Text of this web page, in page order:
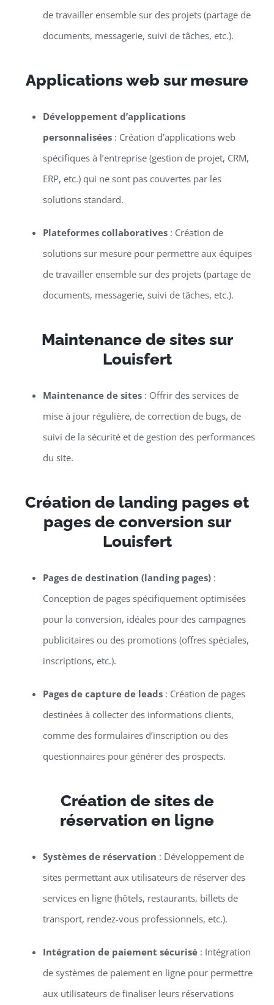
de travailler ensemble sur des projets (partage de
documents, messagerie, suivi de tâches, etc.).
Applications web sur mesure
Développement d’applications
personnalisées: Création d’applications web
spécifiques à l’entreprise (gestion de projet, CRM,
ERP, etc.) qui ne sont pas couvertes par les
solutions standard.
Plateformes collaboratives: Création de
solutions sur mesure pour permettre aux équipes
de travailler ensemble sur des projets (partage de
documents, messagerie, suivi de tâches, etc.).
Maintenance de sites sur
Louisfert
Maintenance de sites: Offrir des services de
mise à jour régulière, de correction de bugs, de
suivi de la sécurité et de gestion des performances
du site.
Création de landing pages et
pages de conversion sur
Louisfert
Pages de destination (landing pages):
Conception de pages spécifiquement optimisées
pour la conversion, idéales pour des campagnes
publicitaires ou des promotions (offres spéciales,
inscriptions, etc.).
Pages de capture de leads: Création de pages
destinées à collecter des informations clients,
comme des formulaires d’inscription ou des
questionnaires pour générer des prospects.
Création de sites de
réservation en ligne
Systèmes de réservation : Développement de
sites permettant aux utilisateurs de réserver des
services en ligne (hôtels, restaurants, billets de
transport, rendez-vous professionnels, etc.).
Intégration de paiement sécurisé: Intégration
de systèmes de paiement en ligne pour permettre
aux utilisateurs de finaliser leurs réservations